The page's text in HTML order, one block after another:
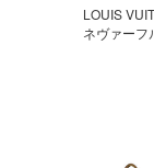
LOUIS
ネヴァーフ